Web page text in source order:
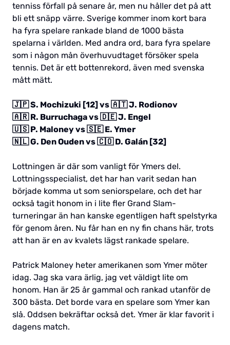
tenniss förfall på senare år, men nu håller det på att
bli ett snäpp värre. Sverige kommer inom kort bara
ha fyra spelare rankade bland de 1000 bästa
spelarna i världen. Med andra ord, bara fyra spelare
som i någon mån överhuvudtaget försöker spela
tennis. Det är ett bottenrekord, även med svenska
mått mätt.
🇯🇵 S. Mochizuki [12] vs 🇦🇹 J. Rodionov
🇦🇷 R. Burruchaga vs 🇩🇪 J. Engel
🇺🇸 P. Maloney vs 🇸🇪 E. Ymer
🇳🇱 G. Den Ouden vs 🇨🇴 D. Galán [32]
Lottningen är där som vanligt för Ymers del.
Lottningsspecialist, det har han varit sedan han
började komma ut som seniorspelare, och det har
också tagit honom in i lite fler Grand Slam-
turneringar än han kanske egentligen haft spelstyrka
för genom åren. Nu får han en ny fin chans här, trots
att han är en av kvalets lägst rankade spelare.
Patrick Maloney heter amerikanen som Ymer möter
idag. Jag ska vara ärlig, jag vet väldigt lite om
honom. Han är 25 år gammal och rankad utanför de
300 bästa. Det borde vara en spelare som Ymer kan
slå. Oddsen bekräftar också det. Ymer är klar favorit i
dagens match.